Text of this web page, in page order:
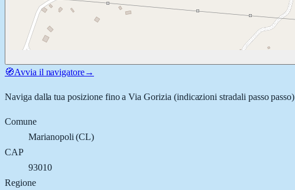
🧭Avvia il navigatore→
Naviga dalla tua posizione fino aVia Gorizia (indicazioni stradali passo passo)
Comune
Marianopoli (CL)
CAP
93010
Regione